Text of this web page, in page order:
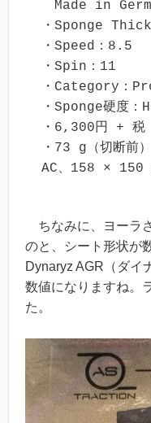
Made in
・Sponge
・Speed：8.5
・Spin：11
・Category：
・Sponge硬度：
・6,300円 + 税
・73 g（切断前
AC、158 × 150
ちなみに、ヨーラ
のと、シート形状が
Dynaryz AGR（ダイ
数値になりますね。
た。